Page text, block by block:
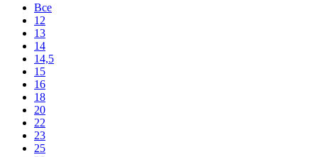
Все
12
13
14
14,5
15
16
18
20
22
23
25